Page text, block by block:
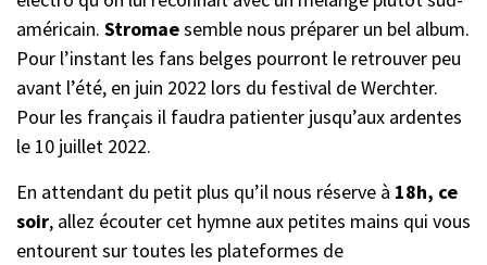
américain. Stromaesemble nous préparer un bel album.
Pour l’instant les fans belges pourront le retrouver peu
avant l’été, en juin 2022 lors du festival de Werchter.
Pour les français il faudra patienter jusqu’aux ardentes
le 10 juillet 2022.
En attendant du petit plus qu’il nous réserve à 18h, ce
soir, allez écouter cet hymne aux petites mains qui vous
entourent sur toutes les plateformes de